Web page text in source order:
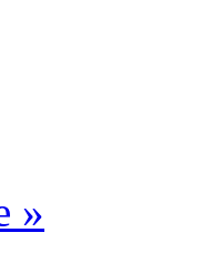
»